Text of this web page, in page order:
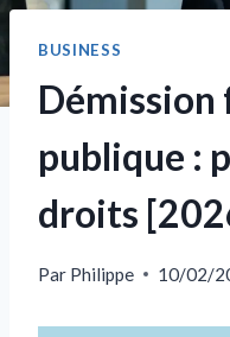
BUSINESS
publique :
droits
Par Philippe 10/02/